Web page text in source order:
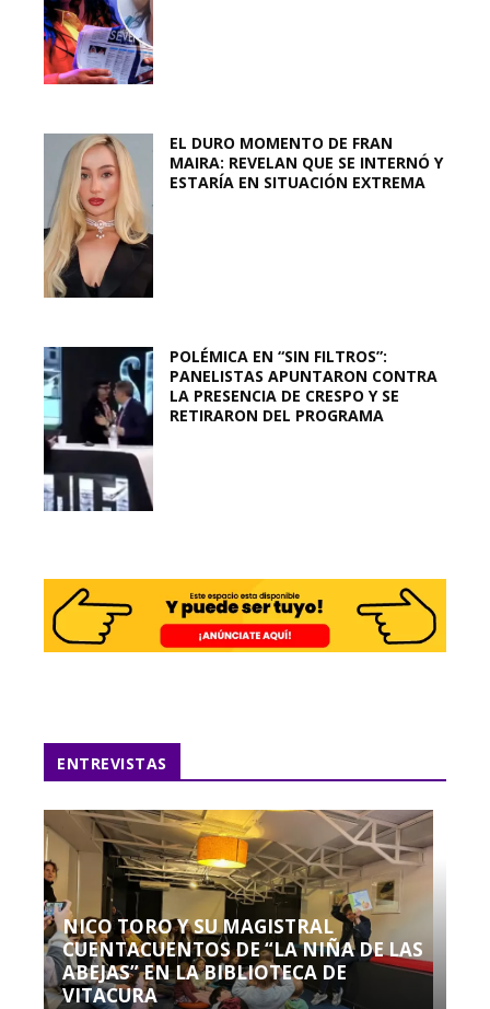
EL DURO MOMENTO DE FRAN
MAIRA: REVELAN QUE SE INTERNÓ Y
ESTARÍA EN SITUACIÓN EXTREMA
POLÉMICA EN “SIN FILTROS”:
PANELISTAS APUNTARON CONTRA
LA PRESENCIA DE CRESPO Y SE
RETIRARON DEL PROGRAMA
ENTREVISTAS
NICO TORO Y SU MAGISTRAL
CUENTACUENTOS DE “LA NIÑA DE LAS
ABEJAS” EN LA BIBLIOTECA DE
VITACURA